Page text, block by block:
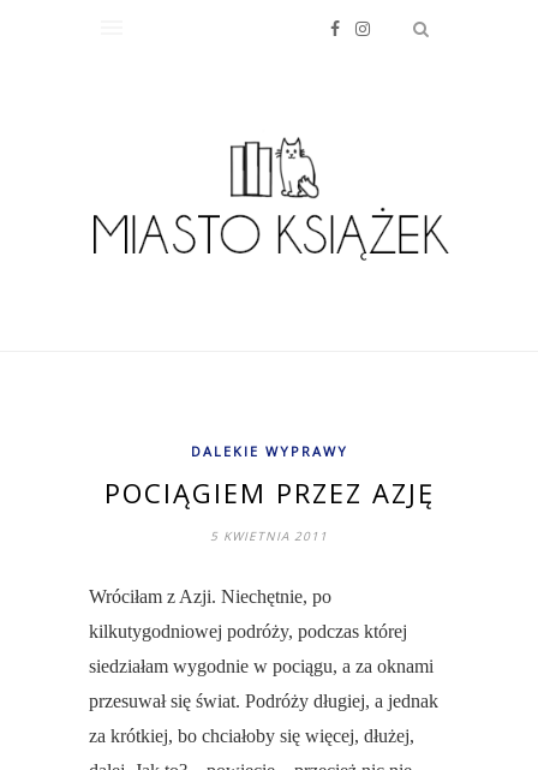
DALEKIE WYPRAWY
POCIĄGIEM PRZEZ AZJĘ
5 KWIETNIA 2011
Wróciłam z Azji. Niechętnie, po
kilkutygodniowej podróży, podczas której
siedziałam wygodnie w pociągu, a za oknami
przesuwał się świat. Podróży długiej, a jednak
za krótkiej, bo chciałoby się więcej, dłużej,